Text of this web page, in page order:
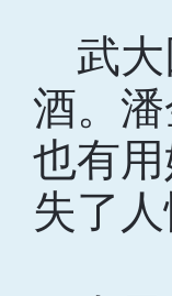
武大
酒。
也有
失了